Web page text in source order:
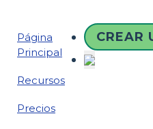
Página
Principal
Recursos
Precios
CREAR